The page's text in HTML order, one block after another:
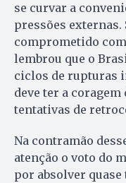
se curvar a
pressões externas.
comprometido
lembrou que o
ciclos de rupturas
deve ter a
tentativas de
Na contramão
atenção o voto do
por absolver